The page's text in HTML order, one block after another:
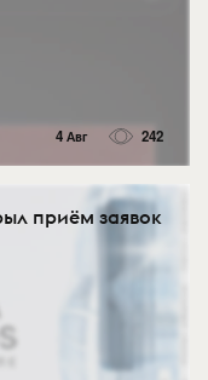
4 Авг 242
приём заявок